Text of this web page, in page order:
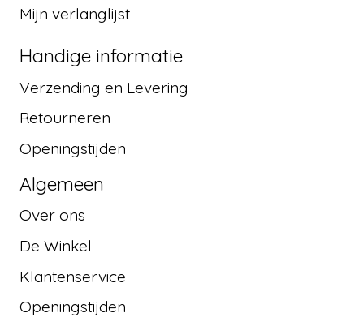
Mijn verlanglijst
Handige informatie
Verzending en Levering
Retourneren
Openingstijden
Algemeen
Over ons
De Winkel
Klantenservice
Openingstijden